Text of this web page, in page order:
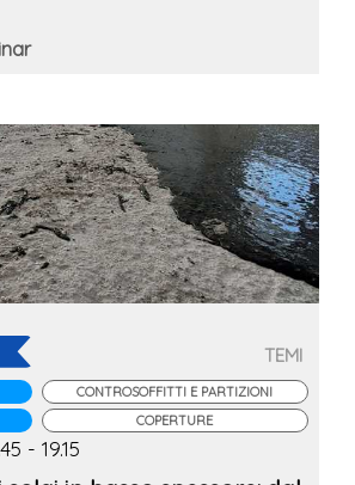
TEMI
CONTROSOFFITTI E PARTIZIONI
COPERTURE
- 19.15